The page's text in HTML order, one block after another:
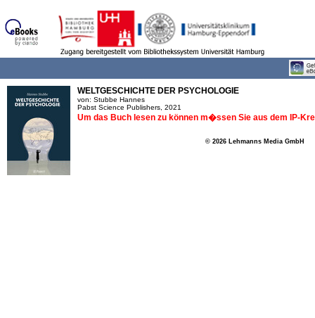
WELTGESCHICHTE DER PSYCHOLOGIE
von: Stubbe Hannes
Pabst Science Publishers, 2021
Um das Buch lesen zu können m�ssen Sie aus dem IP-
© 2026 Lehmanns Media GmbH